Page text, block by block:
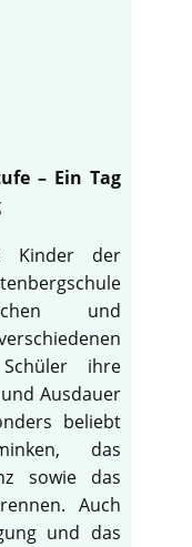
– Ein Tag
Kinder der
und
ihre
Ausdauer
beliebt
das
sowie das
Auch
und das